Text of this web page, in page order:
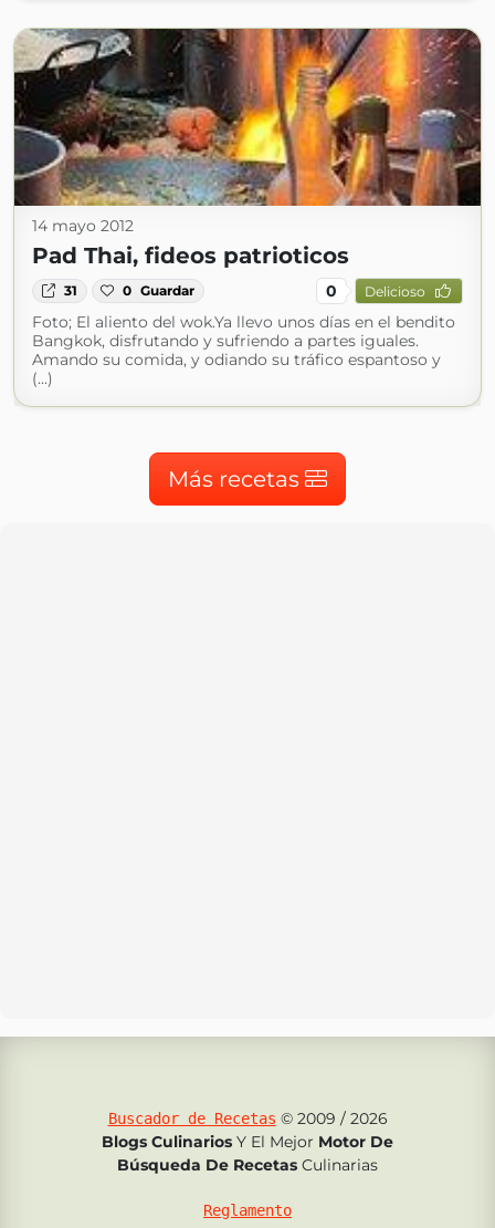
14 mayo 2012
Pad Thai, fideos patrioticos
31 0 Guardar 0 Delicioso
Foto; El aliento del wok.Ya llevo unos días en el bendito
Bangkok, disfrutando y sufriendo a partes iguales.
Amando su comida, y odiando su tráfico espantoso y
(...)
Más recetas
Buscador de Recetas © 2009 / 2026
Blogs Culinarios Y El Mejor Motor De
Búsqueda De Recetas Culinarias
Reglamento